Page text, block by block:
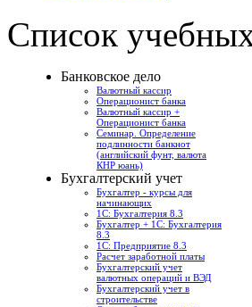
Список
Банковское дело
Валютный кассир
Операционист банка
Валютный кассир +
Операционист банка
Семинар. Определение
подлинности банкнот
(английский фунт, валюта
КНР юань)
Бухгалтерский учет
Бухгалтер - курсы для
начинающих
1С: Бухгалтерия 8.3
Бухгалтер + 1С: Бухгалтерия
8.3
1С: Предприятие 8.3
Расчет заработной платы
Бухгалтерский учет
валютных операций и ВЭД
Бухгалтерский учет в
строительстве